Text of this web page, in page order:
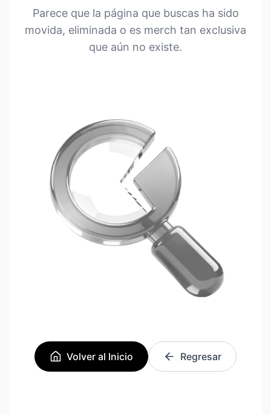
Parece que la página que buscas ha sido
movida, eliminada o es merch tan exclusiva
que aún no existe.
Volver al Inicio Regresar